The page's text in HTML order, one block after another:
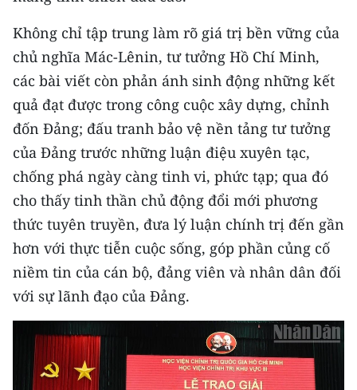
ENGLISH
中文
FRANÇAIS
РУССКИЙ
ESPAÑOL
한국어
Không chỉ tập trung làm rõ giá trị bền vững của
chủ nghĩa Mác-Lênin, tư tưởng Hồ Chí Minh,
các bài viết còn phản ánh sinh động những kết
quả đạt được trong công cuộc xây dựng, chỉnh
đốn Đảng; đấu tranh bảo vệ nền tảng tư tưởng
của Đảng trước những luận điệu xuyên tạc,
chống phá ngày càng tinh vi, phức tạp; qua đó
cho thấy tinh thần chủ động đổi mới phương
thức tuyên truyền, đưa lý luận chính trị đến gần
hơn với thực tiễn cuộc sống, góp phần củng cố
niềm tin của cán bộ, đảng viên và nhân dân đối
với sự lãnh đạo của Đảng.